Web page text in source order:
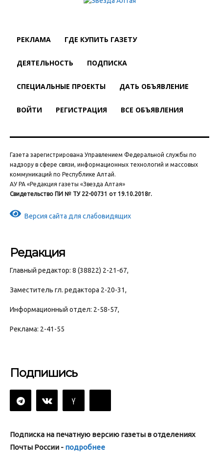
РЕКЛАМА ГДЕ КУПИТЬ ГАЗЕТУ
ДЕЯТЕЛЬНОСТЬ ПОДПИСКА
СПЕЦИАЛЬНЫЕ ПРОЕКТЫ ДАТЬ ОБЪЯВЛЕНИЕ
ВОЙТИ РЕГИСТРАЦИЯ ВСЕ ОБЪЯВЛЕНИЯ
Газета зарегистрирована Управлением Федеральной службы по
надзору в сфере связи, информационных технологий и массовых
коммуникаций по Республике Алтай.
АУ РА «Редакция газеты «Звезда Алтая»
Свидетельство ПИ № ТУ 22-00731 от 19.10.2018г.
Версия сайта для слабовидящих
Редакция
Главный редактор: 8 (38822) 2-21-67,
Заместитель гл. редактора 2-20-31,
Информационный отдел: 2-58-57,
Реклама: 2-41-55
Подпишись
Подписка на печатную версию газеты в отделениях
Почты России - подробнее